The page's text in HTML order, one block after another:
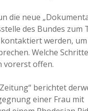
die neue
des Bundes zum
werden,
Welche
vorerst offen.
berichtet
einer Frau mit